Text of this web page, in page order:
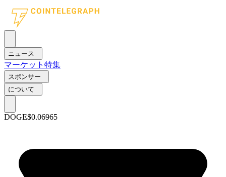
ニュース
マーケット 特集
スポンサー
について
DOGE$0.06965